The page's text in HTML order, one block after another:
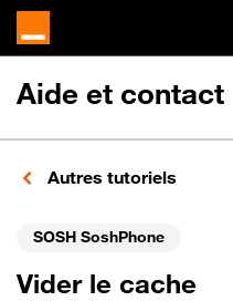
Aide et contact
Autres tutoriels
SOSH SoshPhone
Vider le cache